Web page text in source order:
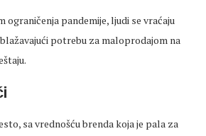
ograničenja pandemije, ljudi se vraćaju
potrebu za maloprodajom na
sa vrednošću brenda koja je pala za